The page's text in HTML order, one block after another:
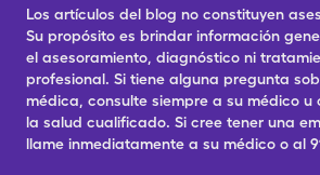
Los artículos del blog no constituyen
Su propósito es brindar información
el asesoramiento, diagnóstico ni
profesional. Si tiene alguna pregunta
médica, consulte siempre a su médico u
la salud cualificado. Si cree tener una
llame inmediatamente a su médico o al